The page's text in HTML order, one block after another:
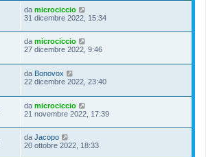
da microciccio
31 dicembre 2022, 15:34
da microciccio
27 dicembre 2022, 9:46
da Bonovox
22 dicembre 2022, 23:40
da microciccio
21 novembre 2022, 17:39
da Jacopo
20 ottobre 2022, 18:33